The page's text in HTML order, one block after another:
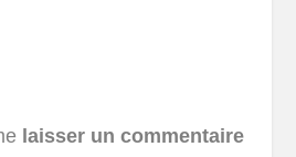
laisser un commentaire